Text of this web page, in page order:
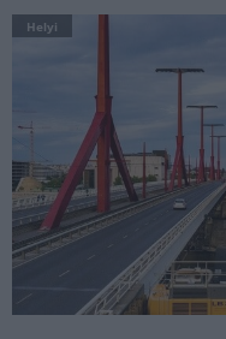
Helyi